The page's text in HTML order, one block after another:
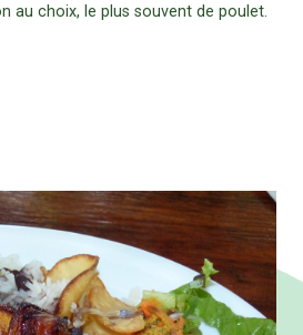
au choix, le plus souvent de poulet.